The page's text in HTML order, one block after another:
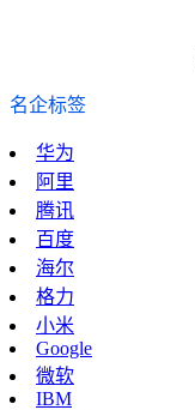
名企标签
华为
阿里
腾讯
百度
海尔
格力
小米
Google
微软
IBM